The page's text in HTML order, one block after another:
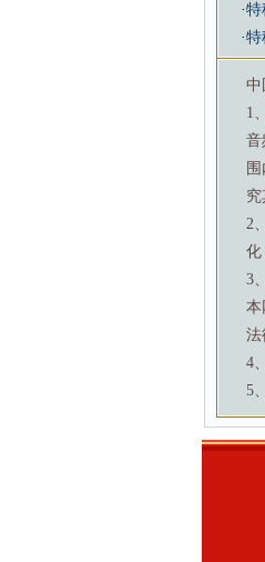
·特
·特
中
1
音
究
2
化
3
本
法
4
5